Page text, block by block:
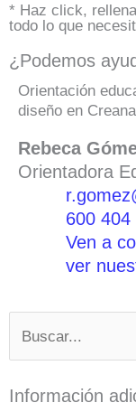
* Haz click,
todo lo que
¿Podemos
Orientación
diseño en
Rebeca
Orientadora
600 404
Ven a
ver
Información